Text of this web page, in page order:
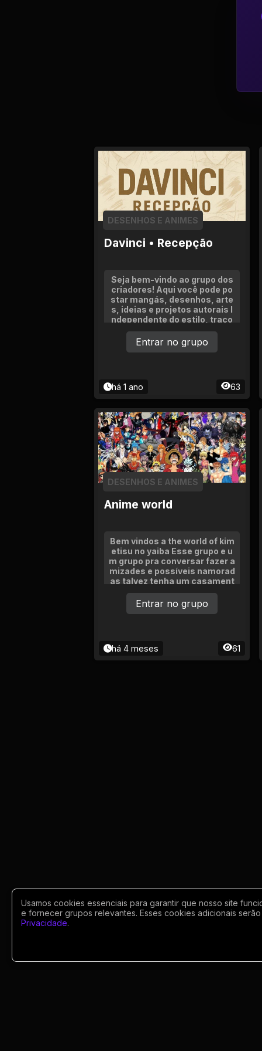
Saúde e Medicina
Tecnologias da
Viagem e Turismo
Davinci • Recepção
DESENHOS E ANIMES
Seja bem-vindo ao grupo dos
criadores! Aqui você pode po
star mangás, desenhos, arte
s, ideias e projetos autorais I
ndependente do estilo, traço
ou experiência, aqui é espaço
pra evoluir junto
há 1 ano 63
Entrar no grupo
Anime world
DESENHOS E ANIMES
Bem vindos a the world of kim
etisu no yaiba Esse grupo e u
m grupo pra conversar fazer a
mizades e possíveis namorad
as talvez tenha um casament
o mas lembrando e só um RP
G nem RPG nem pra conversa
há 4 meses 61
Entrar no grupo
Usamos cookies essenciais para garantir que nosso site
e fornecer grupos relevantes. Esses cookies adicionais
Privacidade.